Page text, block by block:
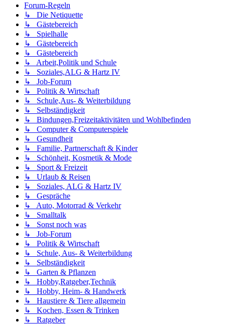
Forum-Regeln
↳ Die Netiquette
↳ Gästebereich
↳ Spielhalle
↳ Gästebereich
↳ Gästebereich
↳ Arbeit,Politik und Schule
↳ Soziales,ALG & Hartz IV
↳ Job-Forum
↳ Politik & Wirtschaft
↳ Schule,Aus- & Weiterbildung
↳ Selbständigkeit
↳ Bindungen,Freizeitaktivitäten und Wohlbefinden
↳ Computer & Computerspiele
↳ Gesundheit
↳ Familie, Partnerschaft & Kinder
↳ Schönheit, Kosmetik & Mode
↳ Sport & Freizeit
↳ Urlaub & Reisen
↳ Soziales, ALG & Hartz IV
↳ Gespräche
↳ Auto, Motorrad & Verkehr
↳ Smalltalk
↳ Sonst noch was
↳ Job-Forum
↳ Politik & Wirtschaft
↳ Schule, Aus- & Weiterbildung
↳ Selbständigkeit
↳ Garten & Pflanzen
↳ Hobby,Ratgeber,Technik
↳ Hobby, Heim- & Handwerk
↳ Haustiere & Tiere allgemein
↳ Kochen, Essen & Trinken
↳ Ratgeber